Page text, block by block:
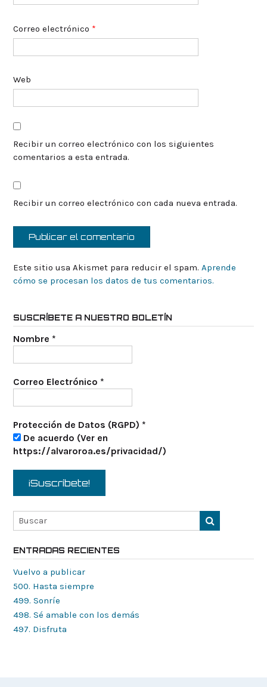
Correo electrónico *
Web
Recibir un correo electrónico con los siguientes
comentarios a esta entrada.
Recibir un correo electrónico con cada nueva entrada.
Este sitio usa Akismet para reducir el spam. Aprende
cómo se procesan los datos de tus comentarios.
SUSCRÍBETE A NUESTRO BOLETÍN
Nombre *
Correo Electrónico *
Protección de Datos (RGPD) *
De acuerdo (Ver en
https://alvaroroa.es/privacidad/)
ENTRADAS RECIENTES
Vuelvo a publicar
500. Hasta siempre
499. Sonríe
498. Sé amable con los demás
497. Disfruta